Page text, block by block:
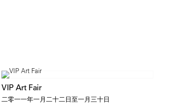
VIP Art Fair
二零一一年一月二十二日至一月三十日